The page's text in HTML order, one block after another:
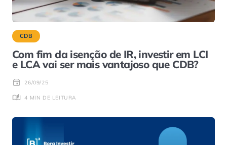
CDB
Com fim da isenção de IR, investir em LCI
e LCA vai ser mais vantajoso que CDB?
26/09/25
4 MIN DE LEITURA